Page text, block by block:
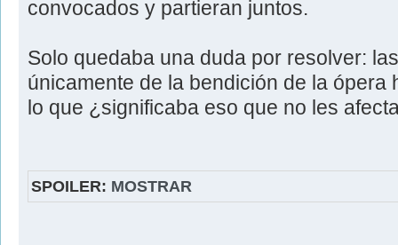
convocados y partieran juntos.
Solo quedaba una duda por resolver:
únicamente de la bendición de la ópera
lo que ¿significaba eso que no les
SPOILER: MOSTRAR